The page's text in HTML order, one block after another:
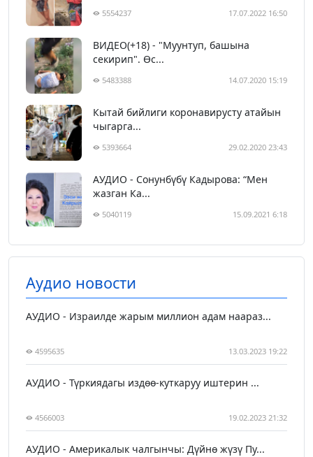
5554237 17.07.2022 16:50
ВИДЕО(+18) - "Муунтуп, башына
секирип". Өс...
5483388 14.07.2020 15:19
Кытай бийлиги коронавирусту атайын
чыгарга...
5393664 29.02.2020 23:43
АУДИО - Сонунбүбү Кадырова: “Мен
жазган Ка...
5040119 15.09.2021 6:18
Аудио новости
АУДИО - Израилде жарым миллион адам наараз...
4595635 13.03.2023 19:22
АУДИО - Түркиядагы издөө-куткаруу иштерин ...
4566003 19.02.2023 21:32
АУДИО - Америкалык чалгынчы: Дүйнө жүзү Пу...